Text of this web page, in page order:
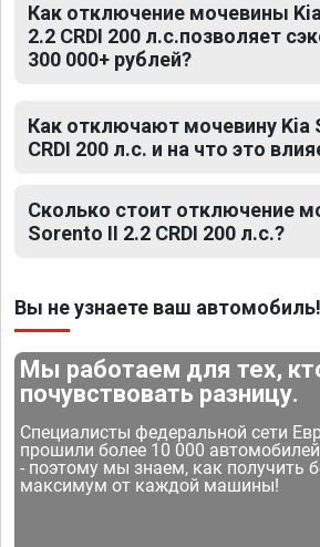
Как отключение мочевины
2.2 CRDI 200 л.с.позволяет
300 000+ рублей?
Как отключают мочевину Kia
CRDI 200 л.с. и на что это
Сколько стоит отключение
Sorento II 2.2 CRDI 200 л.с.?
Вы не узнаете ваш автомобиль!
Мы работаем для тех,
почувствовать разницу.
Специалисты федеральной сети
прошили более 10 000
- поэтому мы знаем, как получить
максимум от каждой машины!